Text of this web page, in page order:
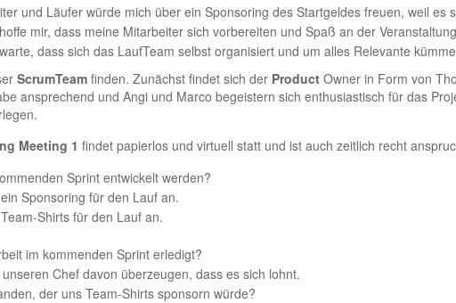
und Läufer würde mich über ein Sponsoring des Startgeldes freuen, weil es
mir, dass meine Mitarbeiter sich vorbereiten und Spaß an der
dass sich das Lauf­Team selbst organisiert und um alles Relevante
Scrum­Team finden. Zunächst findet sich der Product Owner in Form von
ansprechend und Angi und Marco begeistern sich enthusiastisch für das
Meeting 1 findet papierlos und virtuell statt und ist auch zeitlich recht
Sprint entwickelt werden?
Sponsoring für den Lauf an.
Shirts für den Lauf an.
im kommenden Sprint erledigt?
Chef davon überzeugen, dass es sich lohnt.
der uns Team-Shirts sponsorn würde?